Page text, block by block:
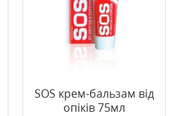
SOS крем-бальзам від
опіків 75мл